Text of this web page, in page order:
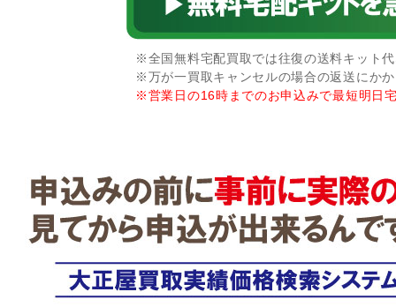
※全国無料宅配買取では往復の送料キット
※万が一買取キャンセルの場合の返送にか
※営業日の16時までのお申込みで最短明日